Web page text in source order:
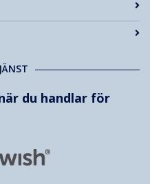
du handlar för